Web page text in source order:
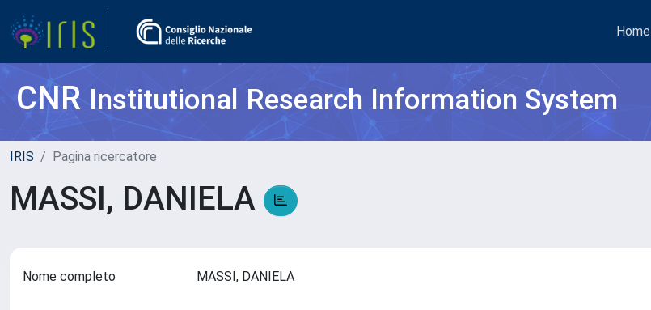
Home
CNRInstitutional Research Information System
IRIS Pagina ricercatore
MASSI, DANIELA
Nome completo MASSI, DANIELA